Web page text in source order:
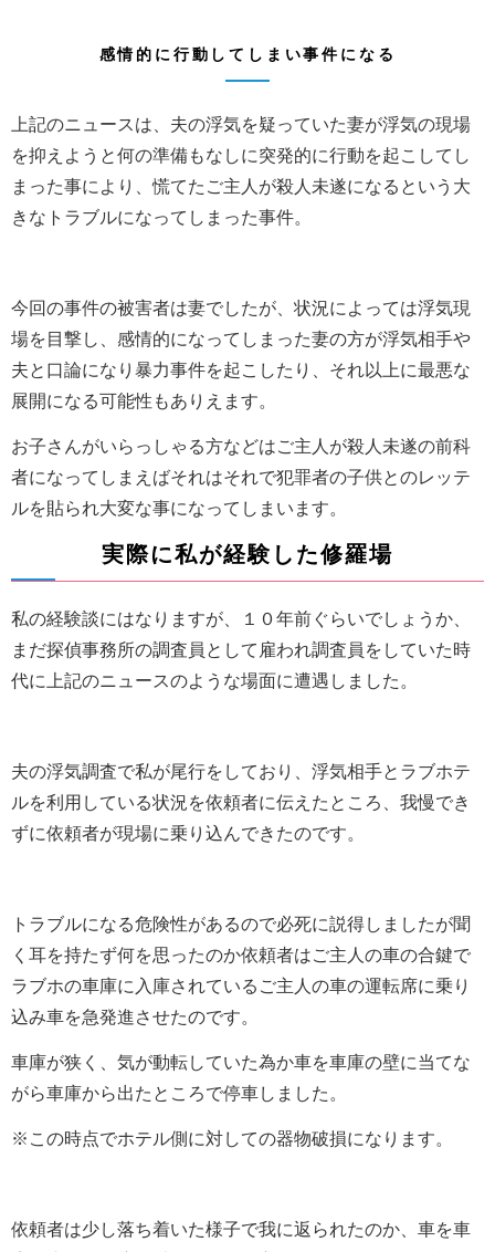
感情的に行動してしまい事件になる
上記のニュースは、夫の浮気を疑っていた妻が浮気の現場
を抑えようと何の準備もなしに突発的に行動を起こしてし
まった事により、慌てたご主人が殺人未遂になるという大
きなトラブルになってしまった事件。
今回の事件の被害者は妻でしたが、状況によっては浮気現
場を目撃し、感情的になってしまった妻の方が浮気相手や
夫と口論になり暴力事件を起こしたり、それ以上に最悪な
展開になる可能性もありえます。
お子さんがいらっしゃる方などはご主人が殺人未遂の前科
者になってしまえばそれはそれで犯罪者の子供とのレッテ
ルを貼られ大変な事になってしまいます。
実際に私が経験した修羅場
私の経験談にはなりますが、１０年前ぐらいでしょうか、
まだ探偵事務所の調査員として雇われ調査員をしていた時
代に上記のニュースのような場面に遭遇しました。
夫の浮気調査で私が尾行をしており、浮気相手とラブホテ
ルを利用している状況を依頼者に伝えたところ、我慢でき
ずに依頼者が現場に乗り込んできたのです。
トラブルになる危険性があるので必死に説得しましたが聞
く耳を持たず何を思ったのか依頼者はご主人の車の合鍵で
ラブホの車庫に入庫されているご主人の車の運転席に乗り
込み車を急発進させたのです。
車庫が狭く、気が動転していた為か車を車庫の壁に当てな
がら車庫から出たところで停車しました。
※この時点でホテル側に対しての器物破損になります。
依頼者は少し落ち着いた様子で我に返られたのか、車を車